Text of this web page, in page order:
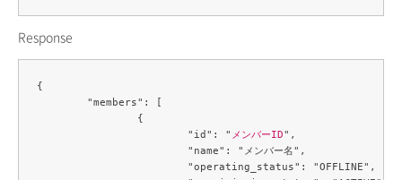
Response
{
			"id": "
メンバーID",